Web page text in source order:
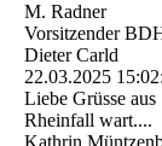
M. Radner
Vorsitzender
Dieter Carld
22.03.2025
Liebe Grüsse aus
Rheinfall wart....